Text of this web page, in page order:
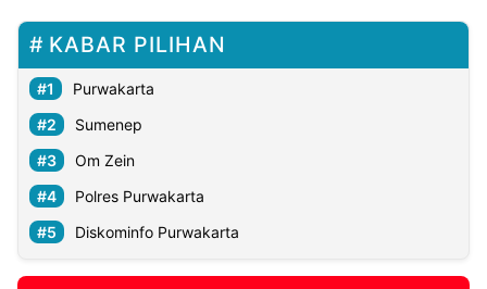
KABAR PILIHAN
Purwakarta
Sumenep
Om Zein
Polres Purwakarta
Diskominfo Purwakarta